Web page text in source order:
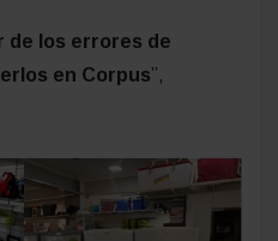
de los errores de
en Corpus”,